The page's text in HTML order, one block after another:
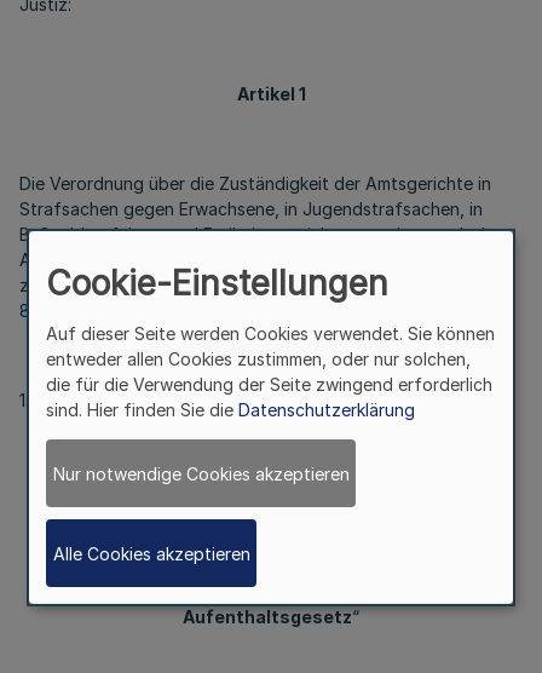
Justiz:
Artikel 1
Die Verordnung über die Zuständigkeit der Amtsgerichte in
Strafsachen gegen Erwachsene, in Jugendstrafsachen, in
Bußgeldverfahren und Freiheitsentziehungssachen nach dem
Aufenthaltsgesetz vom 5. Juli 2010 (
zuletzt durch Verordnung vom 26. Januar 2024 (
85
1. Die Überschrift wird wie folgt gefasst:
Verordnung über die Zuständigkeit der Amtsgerichte in
Strafsachen gegen Erwachsene,
Durchsuchungsanordnungen und
Freiheitsentziehungssachen nach dem
Aufenthaltsgesetz“
Cookie-Einstellungen
Auf dieser Seite werden Cookies verwendet. Sie können
entweder allen Cookies zustimmen, oder nur solchen,
die für die Verwendung der Seite zwingend erforderlich
sind. Hier finden Sie die Datenschutzerklärung
Nur notwendige Cookies akzeptieren
Alle Cookies akzeptieren